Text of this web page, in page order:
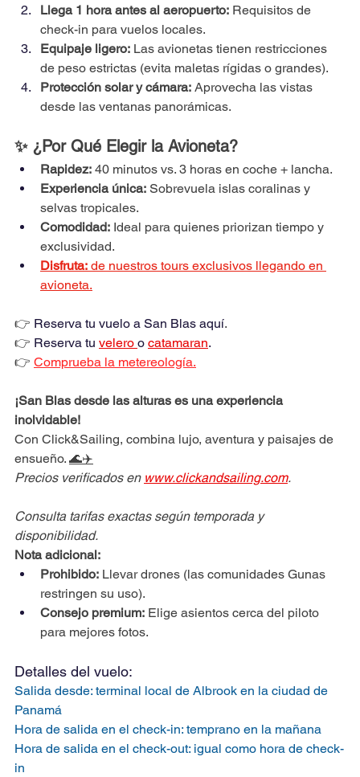
Llega 1 hora antes al aeropuerto: Requisitos de
check-in para vuelos locales.
Equipaje ligero: Las avionetas tienen restricciones
de peso estrictas (evita maletas rígidas o grandes).
Protección solar y cámara: Aprovecha las vistas
desde las ventanas panorámicas.
✨ ¿Por Qué Elegir la Avioneta?
Rapidez: 40 minutos vs. 3 horas en coche + lancha.
Experiencia única: Sobrevuela islas coralinas y
selvas tropicales.
Comodidad: Ideal para quienes priorizan tiempo y
exclusividad.
Disfruta: de nuestros tours exclusivos llegando en
avioneta.
👉 Reserva tu vuelo a San Blas aquí.
👉 Reserva tu velero o catamaran.
👉 Comprueba la metereología.
¡San Blas desde las alturas es una experiencia
inolvidable!
Con Click&Sailing, combina lujo, aventura y paisajes de
ensueño. 🌊✈️
Precios verificados en www.clickandsailing.com.
Consulta tarifas exactas según temporada y
disponibilidad.
Nota adicional:
Prohibido: Llevar drones (las comunidades Gunas
restringen su uso).
Consejo premium: Elige asientos cerca del piloto
para mejores fotos.
Detalles del vuelo:
Salida desde: terminal local de Albrook en la ciudad de
Panamá
Hora de salida en el check-in: temprano en la mañana
Hora de salida en el check-out: igual como hora de check-
in